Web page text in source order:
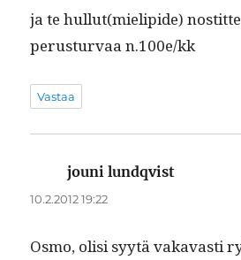
ja te hullut(mielipide)
perus­tur­vaa n.100e/kk
Vastaa
jouni lundqvist
10.2.2012 19:22
Osmo, olisi syytä vakavasti